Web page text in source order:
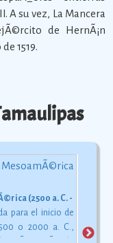
A su vez, La Mancera
de HernÃ¡n
1519.
(2500 a. C. - 200 d. C)
para el inicio de
o 2000 a. C.,